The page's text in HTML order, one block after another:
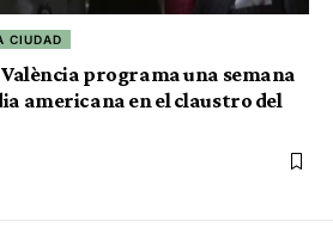
CIUDAD
València programa una semana
americana en el claustro del